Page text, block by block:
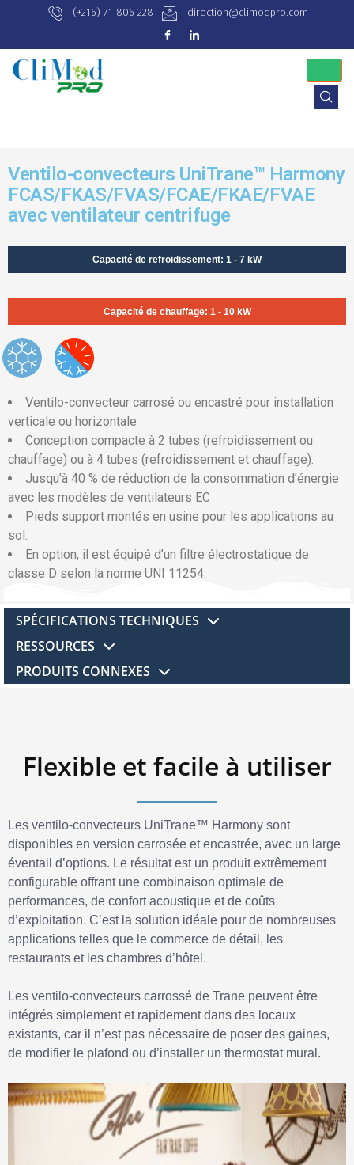
(+216) 71 806 228 direction@climodpro.com
Ventilo-convecteurs UniTrane™ Harmony
FCAS/FKAS/FVAS/FCAE/FKAE/FVAE
avec ventilateur centrifuge
Capacité de refroidissement: 1 - 7 kW
Capacité de chauffage: 1 - 10 kW
Ventilo-convecteur carrosé ou encastré pour installation
verticale ou horizontale
Conception compacte à 2 tubes (refroidissement ou
chauffage) ou à 4 tubes (refroidissement et chauffage).
Jusqu’à 40 % de réduction de la consommation d’énergie
avec les modèles de ventilateurs EC
Pieds support montés en usine pour les applications au
sol.
En option, il est équipé d’un filtre électrostatique de
classe D selon la norme UNI 11254.
SPÉCIFICATIONS TECHNIQUES
RESSOURCES
PRODUITS CONNEXES
Flexible et facile à utiliser
Les ventilo-convecteurs UniTrane™ Harmony sont
disponibles en version carrosée et encastrée, avec un large
éventail d’options. Le résultat est un produit extrêmement
configurable offrant une combinaison optimale de
performances, de confort acoustique et de coûts
d’exploitation. C’est la solution idéale pour de nombreuses
applications telles que le commerce de détail, les
restaurants et les chambres d’hôtel.
Les ventilo-convecteurs carrossé de Trane peuvent être
intégrés simplement et rapidement dans des locaux
existants, car il n’est pas nécessaire de poser des gaines,
de modifier le plafond ou d’installer un thermostat mural.